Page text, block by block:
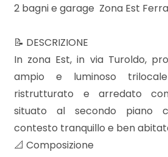
2 bagni e garage  Zona Est
📝 DESCRIZIONE
In zona Est, in via Turoldo,
ampio e luminoso
ristrutturato e arredato
situato al secondo piano
contesto tranquillo e ben
📐 Composizione
mq
Locali
minimi